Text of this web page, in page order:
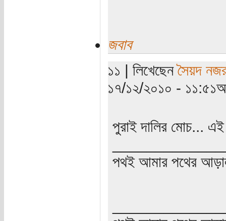
জবাব
১১ | লিখেছেনসৈয়দ
১৭/১২/২০১০ -
পুরাই দালির মোচ... এই
পথই আমার পথের